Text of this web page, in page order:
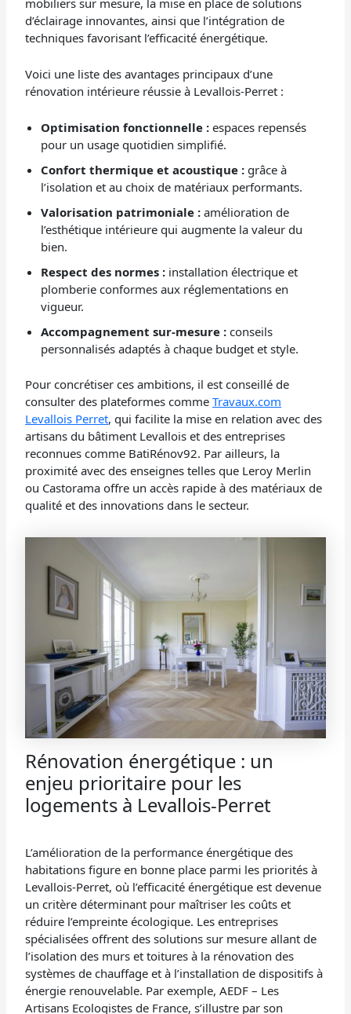
mobiliers sur mesure, la mise en place de solutions
d’éclairage innovantes, ainsi que l’intégration de
techniques favorisant l’efficacité énergétique.
Voici une liste des avantages principaux d’une
rénovation intérieure réussie à Levallois-Perret :
Optimisation fonctionnelle : espaces repensés
pour un usage quotidien simplifié.
Confort thermique et acoustique : grâce à
l’isolation et au choix de matériaux performants.
Valorisation patrimoniale : amélioration de
l’esthétique intérieure qui augmente la valeur du
bien.
Respect des normes : installation électrique et
plomberie conformes aux réglementations en
vigueur.
Accompagnement sur-mesure : conseils
personnalisés adaptés à chaque budget et style.
Pour concrétiser ces ambitions, il est conseillé de
consulter des plateformes commeTravaux.com
Levallois Perret, qui facilite la mise en relation avec des
artisans du bâtiment Levallois et des entreprises
reconnues comme BatiRénov92. Par ailleurs, la
proximité avec des enseignes telles que Leroy Merlin
ou Castorama offre un accès rapide à des matériaux de
qualité et des innovations dans le secteur.
Rénovation énergétique : un
enjeu prioritaire pour les
logements à Levallois-Perret
L’amélioration de la performance énergétique des
habitations figure en bonne place parmi les priorités à
Levallois-Perret, où l’efficacité énergétique est devenue
un critère déterminant pour maîtriser les coûts et
réduire l’empreinte écologique. Les entreprises
spécialisées offrent des solutions sur mesure allant de
l’isolation des murs et toitures à la rénovation des
systèmes de chauffage et à l’installation de dispositifs à
énergie renouvelable. Par exemple, AEDF – Les
Artisans Ecologistes de France, s’illustre par son